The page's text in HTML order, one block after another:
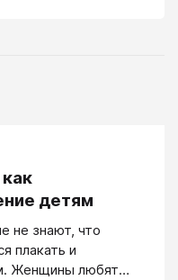
детям
не знают, что
плакать и
Женщины любят